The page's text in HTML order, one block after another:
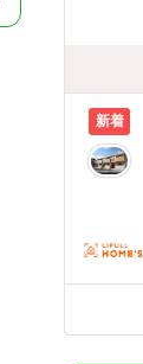
新着